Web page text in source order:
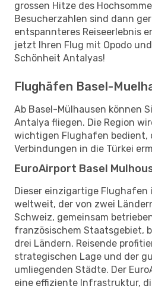
grossen Hitze des
Besucherzahlen sind dann
entspannteres Reiseerlebnis
jetzt Ihren Flug mit Opodo
Schönheit Antalyas!
Flughäfen Basel-
Ab Basel-Mülhausen können
Antalya fliegen. Die Region
wichtigen Flughafen bedient,
Verbindungen in die Türkei
EuroAirport Basel
Dieser einzigartige Flughafen
weltweit, der von zwei
Schweiz, gemeinsam
französischem Staatsgebiet,
drei Ländern. Reisende
strategischen Lage und der
umliegenden Städte. Der
eine effiziente Infrastruktur,